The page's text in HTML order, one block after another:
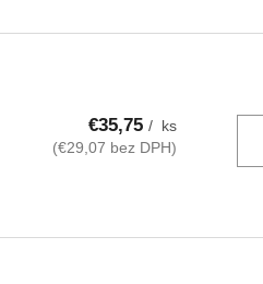
€35,75/ ks
(€29,07 bez DPH)